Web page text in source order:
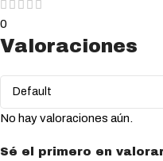
0
Valoraciones
No hay valoraciones aún.
Sé el primero en